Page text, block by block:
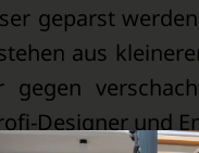
geparst
aus
Designer und